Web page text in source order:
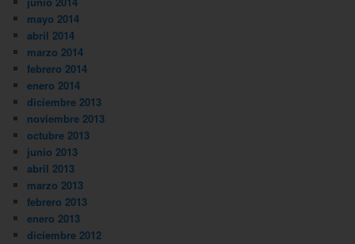
mayo 2014
abril 2014
marzo 2014
febrero 2014
enero 2014
diciembre 2013
noviembre 2013
octubre 2013
junio 2013
abril 2013
marzo 2013
febrero 2013
enero 2013
diciembre 2012